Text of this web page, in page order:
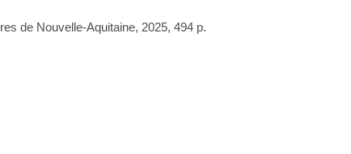
de Nouvelle-Aquitaine, 2025, 494 p.